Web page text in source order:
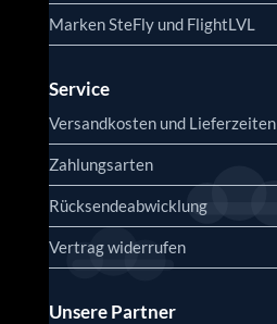
Marken SteFly und FlightLVL
Service
Versandkosten und Lieferzeiten
Zahlungsarten
Rücksendeabwicklung
Vertrag widerrufen
Unsere Partner